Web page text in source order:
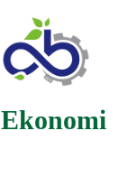
Ekonomi